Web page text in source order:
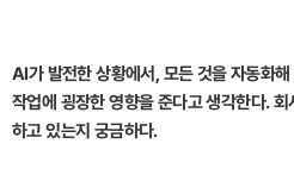
AI가 발전한 상황에서, 모든 것을 자동화
작업에 굉장한 영향을 준다고 생각한다.
하고 있는지 궁금하다.